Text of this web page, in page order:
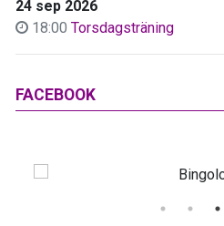
24 sep 2026
18:00 Torsdagsträning
FACEBOOK